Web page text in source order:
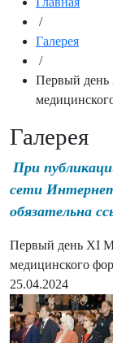
/
Галерея
/
Первый день
Галерея
При
сети
обязательна
Первый день XI
медицинского
25.04.2024